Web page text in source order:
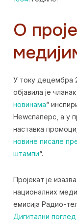
О
У току децембра
објавила је чланак „
новинама“
Неwспаперс, а у
наставка
новине писале
штампи“.
Пројекат је
националних
емисија Радио-
Дигитални